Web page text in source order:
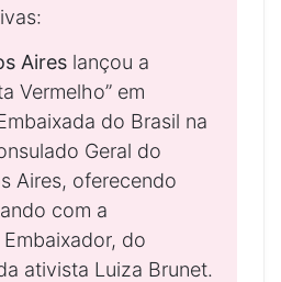
Aires lançou a
Vermelho” em
do Brasil na
Geral do
Aires, oferecendo
com a
do
ativista Luiza Brunet.